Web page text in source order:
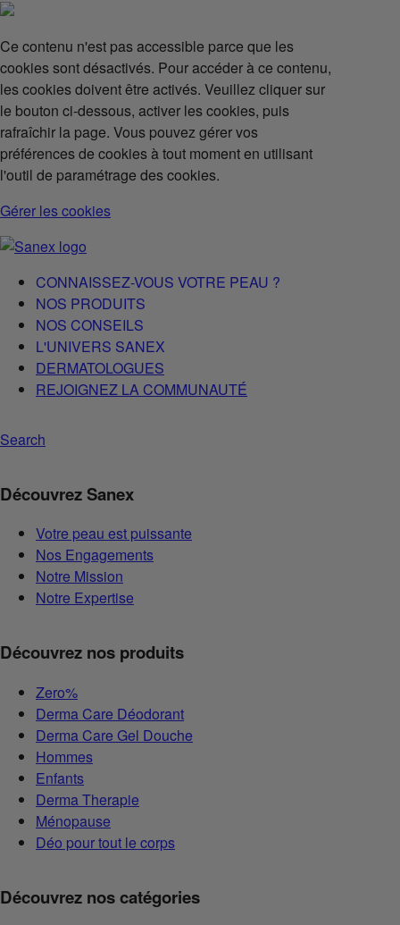
Ce contenu n'est pas accessible parce que les
cookies sont désactivés. Pour accéder à ce contenu,
les cookies doivent être activés. Veuillez cliquer sur
le bouton ci-dessous, activer les cookies, puis
rafraîchir la page. Vous pouvez gérer vos
préférences de cookies à tout moment en utilisant
l'outil de paramétrage des cookies.
Gérer les cookies
CONNAISSEZ-VOUS VOTRE PEAU ?
NOS PRODUITS
NOS CONSEILS
L'UNIVERS SANEX
DERMATOLOGUES
REJOIGNEZ LA COMMUNAUTÉ
Search
Découvrez Sanex
Votre peau est puissante
Nos Engagements
Notre Mission
Notre Expertise
Découvrez nos produits
Zero%
Derma Care Déodorant
Derma Care Gel Douche
Hommes
Enfants
Derma Therapie
Ménopause
Déo pour tout le corps
Découvrez nos catégories